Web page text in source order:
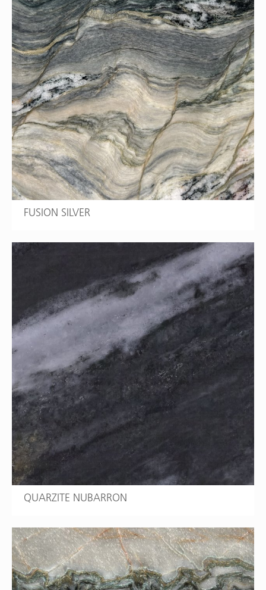
FUSION SILVER
QUARZITE NUBARRON